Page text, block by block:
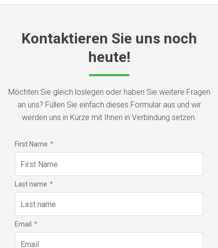
Kontaktieren Sie uns noch
heute!
Möchten Sie gleich loslegen oder haben Sie weitere Fragen
an uns? Füllen Sie einfach dieses Formular aus und wir
werden uns in Kürze mit Ihnen in Verbindung setzen.
First Name *
Last name *
Email *